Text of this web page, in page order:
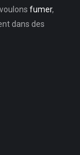
fumer,
dans des